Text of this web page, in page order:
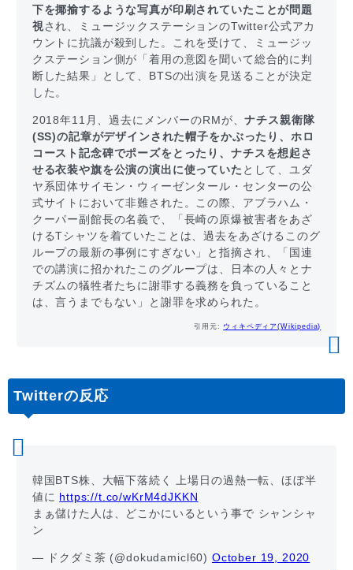
下を揶揄するような写真が印刷されていたことが問題
視され、ミュージックステーションのTwitter公式アカ
ウントに抗議が殺到した。これを受けて、ミュージッ
クステーション側が「着用の意図を聞いて総合的に判
断した結果」として、BTSの出演を見送ることが決定
した。
2018年11月、過去にメンバーのRMが、ナチス親衛隊
(SS)の記章がデザインされた帽子をかぶったり、ホロ
コースト記念碑でポーズをとったり、ナチスを想起さ
せる衣装や旗を公演の演出に使っていた として、ユダ
ヤ系団体サイモン・ウィーゼンタール・センターの公
式サイトにおいて非難された。この際、アブラハム・
クーパー副館長の名義で、「長崎の原爆被害者をあざ
けるTシャツを着ていたことは、過去をあざけるこのグ
ループの最新の事例にすぎない」と指摘され、「国連
での講演に招かれたこのグループは、日本の人々とナ
チズムの犠牲者たちに謝罪する義務を負っていること
は、言うまでもない」と謝罪を求められた。
引用元: ウィキペディア(Wikipedia)
Twitterの反応
韓国BTS株、大幅下落続く 上場日の過熱一転、ほぼ半
値に https://t.co/wKrM4dJKKN
まぁ儲けた人は、どこかにいるという事で シャンシャ
ン
— ドクダミ茶 (@dokudamicl60) October 19, 2020